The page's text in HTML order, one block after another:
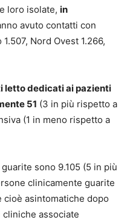
loro isolate, in
avuto contatti con
Nord Ovest 1.266,
letto dedicati ai pazienti
51 (3 in più rispetto a
(1 in meno rispetto a
sono 9.105 (5 in più
clinicamente guarite
asintomatiche dopo
associate